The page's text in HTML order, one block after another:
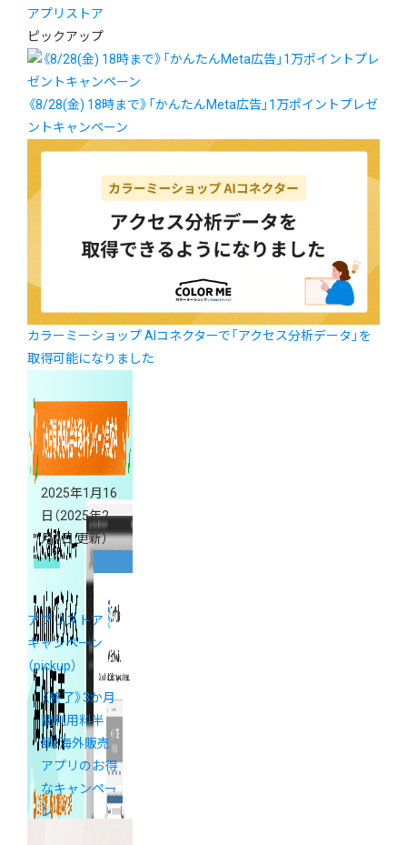
アプリストア
ピックアップ
《8/28(金) 18時まで》「かんたんMeta広告」1万ポイントプレゼ
ントキャンペーン
カラーミーショップ AIコネクターで「アクセス分析データ」を
取得可能になりました
2025年1月16
日 （2025年2
月4日 更新）
アプリストア
キャンペーン
（pickup）
《終了》3か月
間利用料半
額！海外販売
アプリのお得
なキャンペー
ン